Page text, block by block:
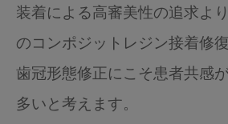
装着による高審美性の追求よ
のコンポジットレジン接着修
歯冠形態修正にこそ患者共感
多いと考えます。